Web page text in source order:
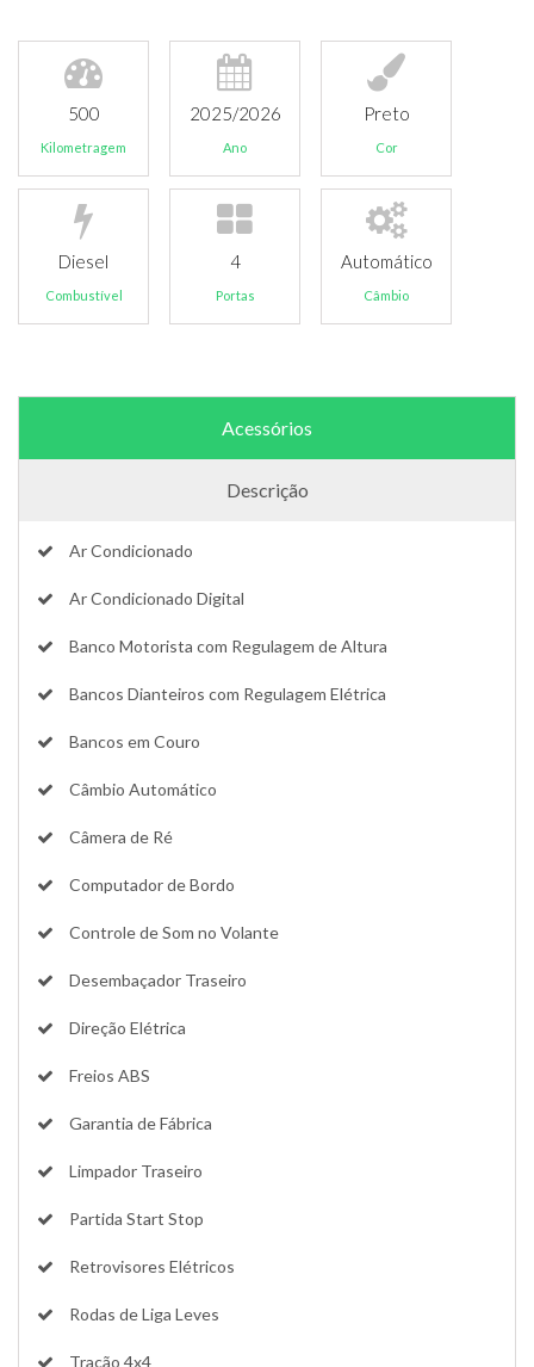
500
Kilometragem
2025/2026
Ano
Preto
Cor
Diesel
Combustível
4
Portas
Automático
Câmbio
Acessórios
Descrição
Ar Condicionado
Ar Condicionado Digital
Banco Motorista com Regulagem de Altura
Bancos Dianteiros com Regulagem Elétrica
Bancos em Couro
Câmbio Automático
Câmera de Ré
Computador de Bordo
Controle de Som no Volante
Desembaçador Traseiro
Direção Elétrica
Freios ABS
Garantia de Fábrica
Limpador Traseiro
Partida Start Stop
Retrovisores Elétricos
Rodas de Liga Leves
Tração 4x4